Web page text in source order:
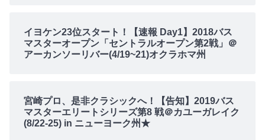
イヨケン23位スタート！【速報 Day1】2018バス
マスターオープン「セントラルオープン第2戦」＠
アーカンソーリバー(4/19~21)オクラホマ州
宮崎プロ、是非クラシックへ！【告知】2019バス
マスターエリートシリーズ第8 戦＠カユーガレイク
(8/22-25) in ニューヨーク州★